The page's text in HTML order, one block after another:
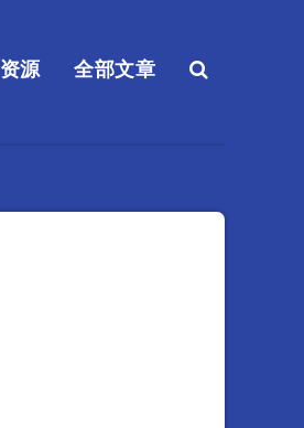
资源 全部文章